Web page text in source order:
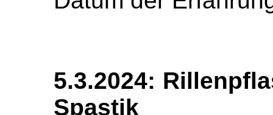
5.3.2024:
Spastik